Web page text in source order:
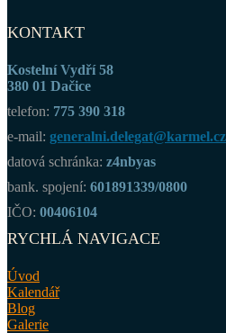
KONTAKT
Kostelní Vydří 58
380 01 Dačice
telefon: 775 390 318
e-mail: generalni.delegat@karmel.cz
datová schránka: z4nbyas
bank. spojení: 601891339/0800
IČO: 00406104
RYCHLÁ NAVIGACE
Úvod
Kalendář
Blog
Galerie